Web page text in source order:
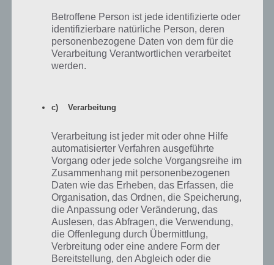
Weitere Tipps und Tricks
Schau dir obiges Video an. Dieses zeigt dir sehr gut zahlreiche Tipps
und Tricks rund um Ebene 4 des Bunker Alfa in Last Day On Earth.
Häufige Fragen zu Ebene 4
Betroffene Person ist jede identifizierte oder
identifizierbare natürliche Person, deren
personenbezogene Daten von dem für die
Verarbeitung Verantwortlichen verarbeitet
werden.
c) Verarbeitung
Verarbeitung ist jeder mit oder ohne Hilfe
automatisierter Verfahren ausgeführte
Vorgang oder jede solche Vorgangsreihe im
Zusammenhang mit personenbezogenen
Daten wie das Erheben, das Erfassen, die
Organisation, das Ordnen, die Speicherung,
die Anpassung oder Veränderung, das
Auslesen, das Abfragen, die Verwendung,
die Offenlegung durch Übermittlung,
Verbreitung oder eine andere Form der
Bereitstellung, den Abgleich oder die